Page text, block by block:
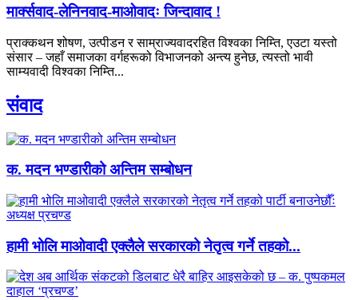
मार्क्सवाद-लेनिनवाद-माओवादः जिन्दावाद !
प्राक्कथन शोषण, उत्पीडन र साम्राज्यवादरहित विश्वका निम्ति, एउटा यस्तो
संसार – जहाँ समाजका वर्गहरूको विभाजनको अन्त्य हुनेछ, त्यस्तो भावी
साम्यवादी विश्वका निम्ति...
संवाद
क. मदन भण्डारीको अन्तिम सम्बोधन
हामी भोलि माओवादी एक्लैले सरकारको नेतृत्व गर्ने तहको...